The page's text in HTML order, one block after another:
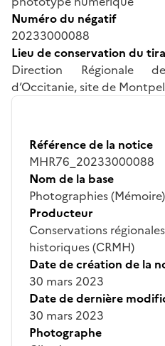
Numéro du négatif
20233000088
Lieu de conservation du
Direction Régionale
d’Occitanie, site de
Référence de la notice
MHR76_20233000088
Nom de la base
Photographies (Mémoire)
Producteur
Conservations
historiques (CRMH)
Date de création de la
30 mars 2023
Date de dernière
30 mars 2023
Photographe